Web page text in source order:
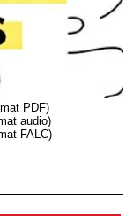
PDF)
audio)
FALC)